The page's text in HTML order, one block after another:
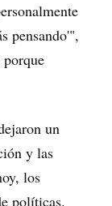
pensando'",
un
y las
los
políticas.